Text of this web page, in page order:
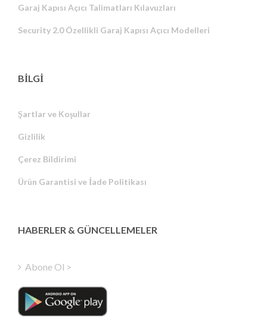
Garaj Kapısı Açıcı Talimatları Kılavuzları
Security 2.0 Özellikli Garaj Kapısı Açıcı Modelleri
BİLGİ
Şartlar ve Koşullar
Gizlilik
Çerez Bildirimi
Ürün Garantisi ve İade Politikası
HABERLER & GÜNCELLEMELER
Abone Ol >